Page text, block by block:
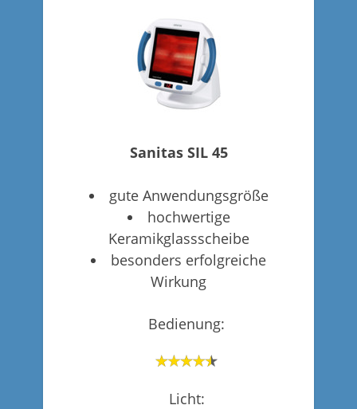
Sanitas SIL 45
gute Anwendungsgröße
hochwertige
Keramikglassscheibe
besonders erfolgreiche
Wirkung
Bedienung:
Licht: